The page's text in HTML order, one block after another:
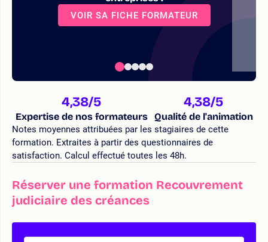
VOIR SA FICHE FORMATEUR
4,38/5
Expertise de nos formateurs
4,38/5
Qualité de l'animation
Notes moyennes attribuées par les stagiaires de cette
formation. Extraites à partir des questionnaires de
satisfaction. Calcul effectué toutes les 48h.
Réserver une formation Recouvrement
judiciaire des créances